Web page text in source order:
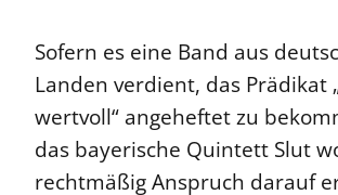
Sofern es eine Band aus
Landen verdient, das Prädikat
wertvoll“ angeheftet zu
das bayerische Quintett Slut
rechtmäßig Anspruch darauf